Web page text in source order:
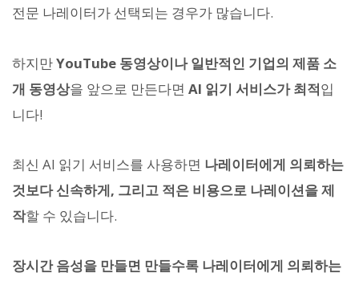
전문 나레이터가 선택되는 경우가 많습니다.
하지만YouTube 동영상이나 일반적인 기업의 제품 소
개 동영상을 앞으로 만든다면 AI 읽기 서비스가 최적입
니다!
최신 AI 읽기 서비스를 사용하면 나레이터에게 의뢰하는
것보다 신속하게, 그리고 적은 비용으로 나레이션을 제
작할 수 있습니다.
장시간 음성을 만들면 만들수록 나레이터에게 의뢰하는